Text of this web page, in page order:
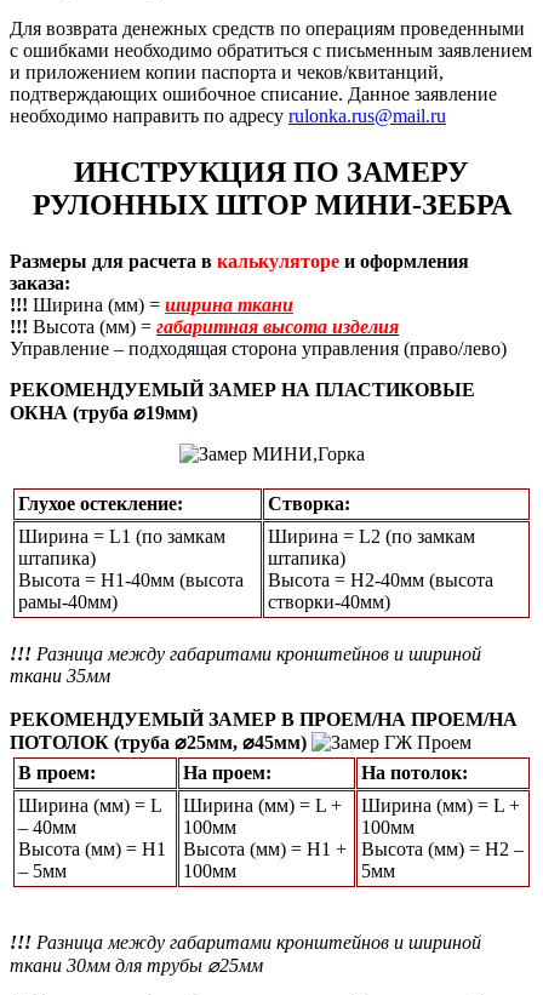
Для возврата денежных средств по операциям проведенными
с ошибками необходимо обратиться с письменным заявлением
и приложением копии паспорта и чеков/квитанций,
подтверждающих ошибочное списание. Данное заявление
необходимо направить по адресу rulonka.rus@mail.ru
ИНСТРУКЦИЯ ПО ЗАМЕРУ
РУЛОННЫХ ШТОР МИНИ-ЗЕБРА
Размеры для расчета в калькуляторе и оформления
заказа:
!!! Ширина (мм) = ширина ткани
!!! Высота (мм) = габаритная высота изделия
Управление – подходящая сторона управления (право/лево)
РЕКОМЕНДУЕМЫЙ ЗАМЕР НА ПЛАСТИКОВЫЕ
ОКНА (труба ⌀19мм)
Глухое остекление:
Створка:
Ширина = L1 (по замкам
штапика)
Высота = Н1-40мм (высота
рамы-40мм)
Ширина = L2 (по замкам
штапика)
Высота = H2-40мм (высота
створки-40мм)
!!! Разница между габаритами кронштейнов и шириной
ткани 35мм
РЕКОМЕНДУЕМЫЙ ЗАМЕР В ПРОЕМ/НА ПРОЕМ/НА
ПОТОЛОК (труба ⌀25мм, ⌀45мм)
В проем:
На проем:
На потолок:
Ширина (мм) = L
– 40мм
Высота (мм) = Н1
– 5мм
Ширина (мм) = L +
100мм
Высота (мм) = Н1 +
100мм
Ширина (мм) = L +
100мм
Высота (мм) = Н2 –
5мм
!!! Разница между габаритами кронштейнов и шириной
ткани 30мм для трубы ⌀25мм